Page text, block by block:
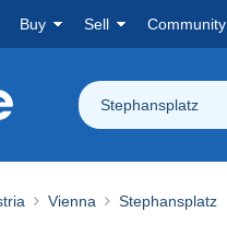
Buy Sell Community
Stephansplatz
Vienna Stephansplatz